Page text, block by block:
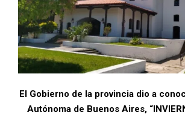
El Gobierno de la provincia dio a
Autónoma de Buenos Aires,